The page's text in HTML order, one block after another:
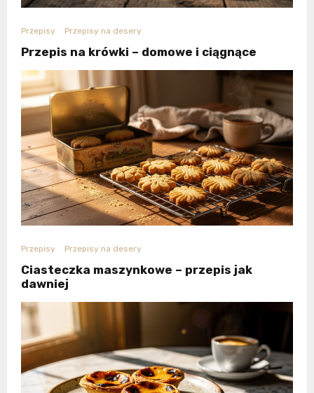
Przepisy Przepisy na desery
Przepis na krówki – domowe i ciągnące
Przepisy Przepisy na desery
Ciasteczka maszynkowe – przepis jak
dawniej